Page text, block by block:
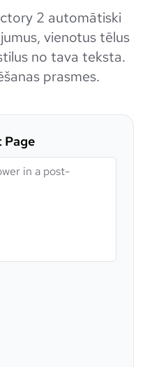
2 automātiski
vienotus tēlus
no tava teksta.
prasmes.
Page